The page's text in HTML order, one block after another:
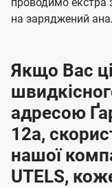
на заряджений
Якщо Вас
адресою
12а,
нашої
UTELS,